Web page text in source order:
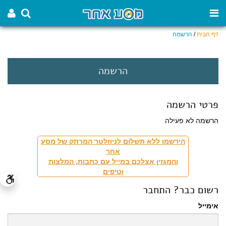
דף הבית/ הרשמה
הרשמה
פרטי הרשמה
הרשמה לא פעילה
הירשמו ללא תשלום לניוזלטר המרתק של מסע
אחר
והמגזין אצלכם במייל עם כתבות, המלצות
וטיפים
רשום כבר? התחבר
אימייל